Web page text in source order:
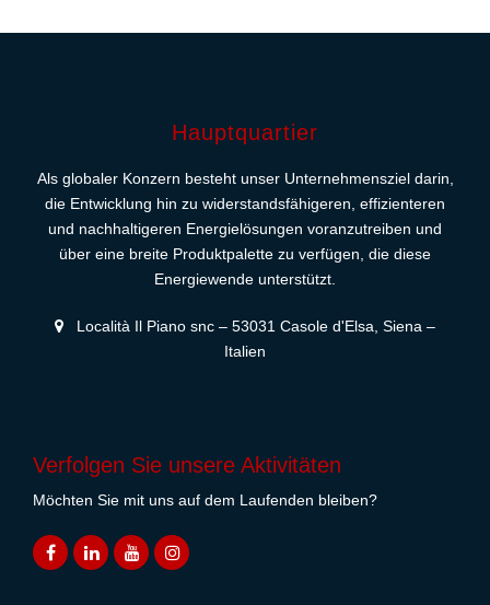
Hauptquartier
Als globaler Konzern besteht unser Unternehmensziel darin,
die Entwicklung hin zu widerstandsfähigeren, effizienteren
und nachhaltigeren Energielösungen voranzutreiben und
über eine breite Produktpalette zu verfügen, die diese
Energiewende unterstützt.
Località Il Piano snc – 53031 Casole d'Elsa, Siena –
Italien
Verfolgen Sie unsere Aktivitäten
Möchten Sie mit uns auf dem Laufenden bleiben?